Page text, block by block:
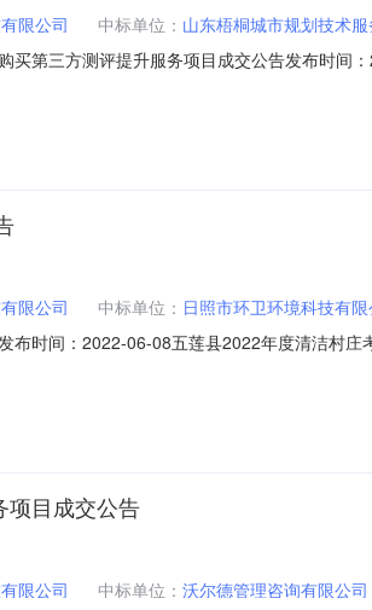
限公司 中标单位： 山东梧桐城市规划技术
第三方测评提升服务项目成交公告发布时间
四、公共资源编号
限公司 中标单位： 日照市环卫环境科技有限
时间：2022-06-08五莲县2022年度清洁村庄
写下浮率、折扣率或费率）：68.9万元四、主
项目成交公告
限公司 中标单位： 沃尔德管理咨询有限公司